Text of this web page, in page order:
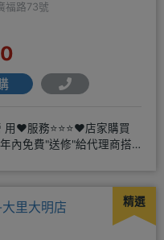
福路73號
用❤️服務⭐⭐⭐❤️店家購買
內免費"送修"給代理商搭
精選
里大明店